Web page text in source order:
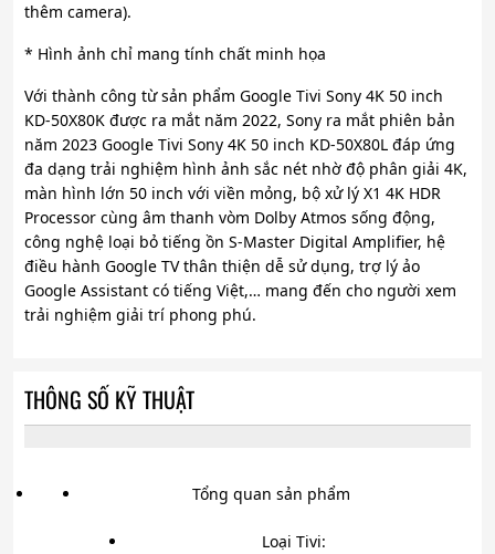
thêm camera).
* Hình ảnh chỉ mang tính chất minh họa
Với thành công từ sản phẩm Google Tivi Sony 4K 50 inch
KD-50X80K được ra mắt năm 2022, Sony ra mắt phiên bản
năm 2023 Google Tivi Sony 4K 50 inch KD-50X80L đáp ứng
đa dạng trải nghiệm hình ảnh sắc nét nhờ độ phân giải 4K,
màn hình lớn 50 inch với viền mỏng, bộ xử lý X1 4K HDR
Processor cùng âm thanh vòm Dolby Atmos sống động,
công nghệ loại bỏ tiếng ồn S-Master Digital Amplifier, hệ
điều hành Google TV thân thiện dễ sử dụng, trợ lý ảo
Google Assistant có tiếng Việt,… mang đến cho người xem
trải nghiệm giải trí phong phú.
THÔNG SỐ KỸ THUẬT
Tổng quan sản phẩm
Loại Tivi: